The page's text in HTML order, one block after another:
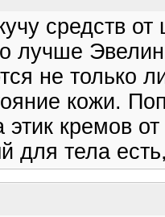
средств
лучше
не только
кожи.
этик кремов
для тела